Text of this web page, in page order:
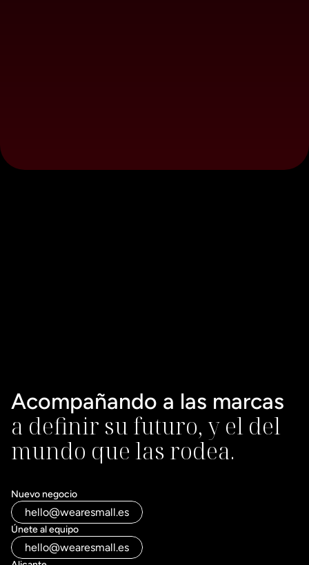
Acompañando a las marcas
a definir su futuro, y el del
mundo que las rodea.
Nuevo negocio
hello@wearesmall.es
Únete al equipo
hello@wearesmall.es